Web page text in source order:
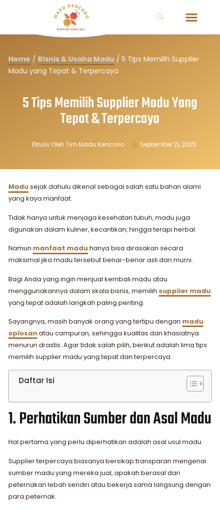
Home / Bisnis & Usaha Madu / 5 Tips Memilih Supplier
Madu yang Tepat & Terpercaya
5 Tips Memilih Supplier Madu Yang
Tepat & Terpercaya
Ditulis Oleh Tim Madu Kencono September 21, 2025
Madusejak dahulu dikenal sebagai salah satu bahan alami
yang kaya manfaat.
Tidak hanya untuk menjaga kesehatan tubuh, madu juga
digunakan dalam kuliner, kecantikan, hingga terapi herbal.
Namun manfaat maduhanya bisa dirasakan secara
maksimal jika madu tersebut benar-benar asli dan murni.
Bagi Anda yang ingin menjual kembali madu atau
menggunakannya dalam skala bisnis, memilih supplier madu
yang tepat adalah langkah paling penting.
Sayangnya, masih banyak orang yang tertipu dengan madu
oplosanatau campuran, sehingga kualitas dan khasiatnya
menurun drastis. Agar tidak salah pilih, berikut adalah lima tips
memilih supplier madu yang tepat dan terpercaya.
Daftar Isi
1. Perhatikan Sumber dan Asal Madu
Hal pertama yang perlu diperhatikan adalah asal usul madu.
Supplier terpercaya biasanya bersikap transparan mengenai
sumber madu yang mereka jual, apakah berasal dari
peternakan lebah sendiri atau bekerja sama langsung dengan
para peternak.